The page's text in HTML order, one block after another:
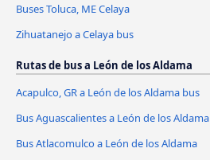
Buses Toluca, ME Celaya
Zihuatanejo a Celaya bus
Rutas de bus a León de los Aldama
Acapulco, GR a León de los Aldama bus
Bus Aguascalientes a León de los Aldama
Bus Atlacomulco a León de los Aldama